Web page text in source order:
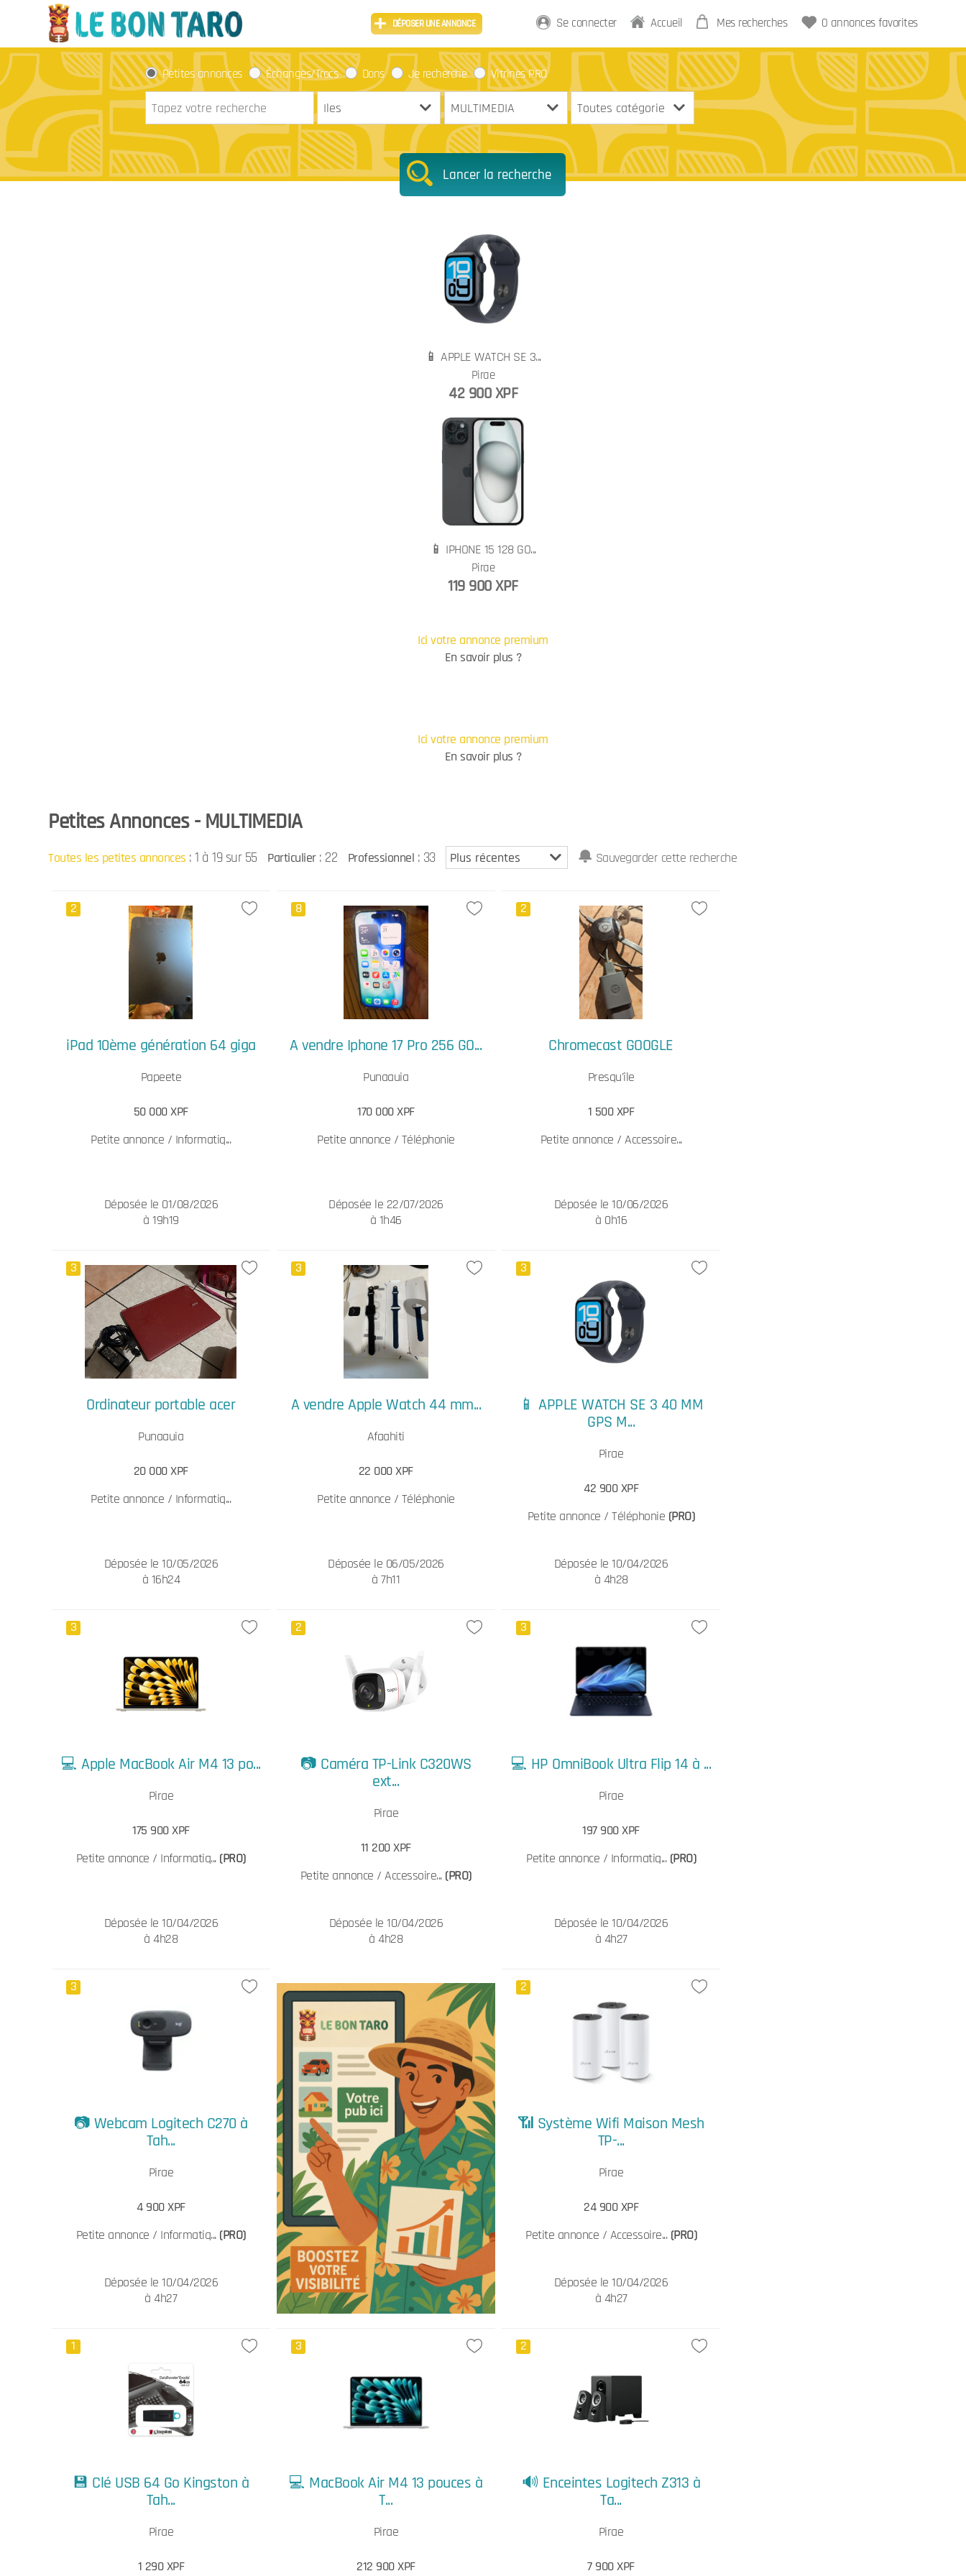
DÉPOSER UNE ANNONCE Se connecter Accueil Mes recherches 0 annonces favorites
Petites annonces Échanges/Trocs Dons Je recherche Vitrines PRO
Lancer la recherche
📱 APPLE WATCH SE 3...
Pirae
42 900 XPF
📱 IPHONE 15 128 GO...
Pirae
119 900 XPF
Ici votre annonce premium
En savoir plus ?
Ici votre annonce premium
En savoir plus ?
Petites Annonces - MULTIMEDIA
Toutes les petites annonces :1 à 19 sur 55 Particulier: 22 Professionnel : 33 Sauvegarder cette recherche
2
iPad 10ème génération 64 giga
Papeete
50 000 XPF
Petite annonce / Informatiq...
Déposée le 01/08/2026
à 19h19
8
A vendre Iphone 17 Pro 256 GO...
Punaauia
170 000 XPF
Petite annonce / Téléphonie
Déposée le 22/07/2026
à 1h46
2
Chromecast GOOGLE
Presqu'île
1 500 XPF
Petite annonce / Accessoire...
Déposée le 10/06/2026
à 0h16
3
Ordinateur portable acer
Punaauia
20 000 XPF
Petite annonce / Informatiq...
Déposée le 10/05/2026
à 16h24
3
A vendre Apple Watch 44 mm...
Afaahiti
22 000 XPF
Petite annonce / Téléphonie
Déposée le 06/05/2026
à 7h11
3
📱 APPLE WATCH SE 3 40 MM
GPS M...
Pirae
42 900 XPF
Petite annonce / Téléphonie (PRO)
Déposée le 10/04/2026
à 4h28
3
💻 Apple MacBook Air M4 13 po...
Pirae
175 900 XPF
Petite annonce / Informatiq... (PRO)
Déposée le 10/04/2026
à 4h28
2
📷 Caméra TP-Link C320WS
ext...
Pirae
11 200 XPF
Petite annonce / Accessoire... (PRO)
Déposée le 10/04/2026
à 4h28
3
💻 HP OmniBook Ultra Flip 14 à ...
Pirae
197 900 XPF
Petite annonce / Informatiq... (PRO)
Déposée le 10/04/2026
à 4h27
3
📷 Webcam Logitech C270 à
Tah...
Pirae
4 900 XPF
Petite annonce / Informatiq... (PRO)
Déposée le 10/04/2026
à 4h27
2
📶 Système Wifi Maison Mesh
TP-...
Pirae
24 900 XPF
Petite annonce / Accessoire... (PRO)
Déposée le 10/04/2026
à 4h27
1
💾 Clé USB 64 Go Kingston à
Tah...
Pirae
1 290 XPF
3
💻 MacBook Air M4 13 pouces à
T...
Pirae
212 900 XPF
2
🔊 Enceintes Logitech Z313 à
Ta...
Pirae
7 900 XPF